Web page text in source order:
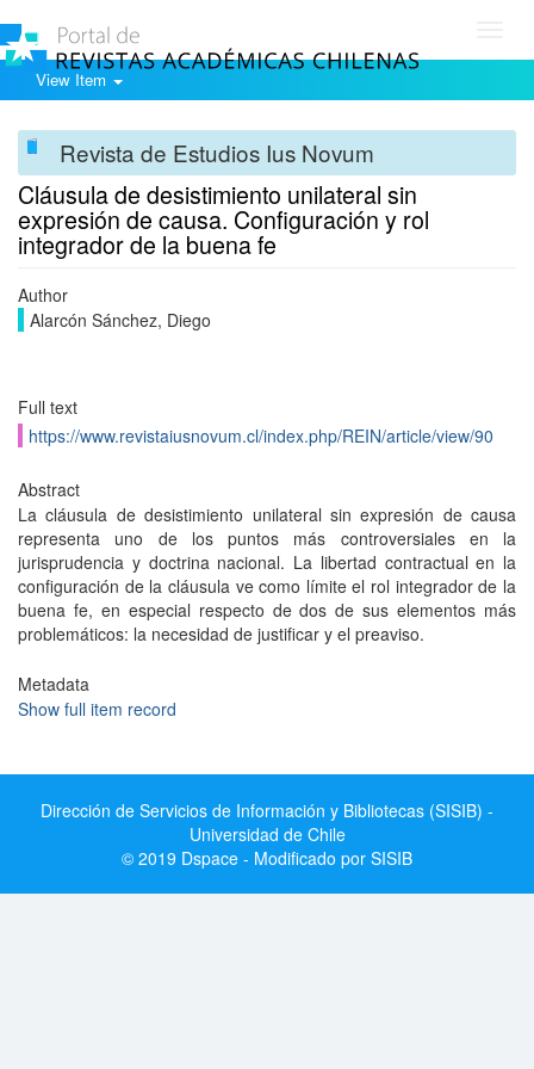
View Item
Revista de Estudios Ius Novum
Cláusula de desistimiento unilateral sin
expresión de causa. Configuración y rol
integrador de la buena fe
Author
Alarcón Sánchez, Diego
Full text
https://www.revistaiusnovum.cl/index.php/REIN/article/view/90
Abstract
La cláusula de desistimiento unilateral sin expresión de causa
representa uno de los puntos más controversiales en la
jurisprudencia y doctrina nacional. La libertad contractual en la
configuración de la cláusula ve como límite el rol integrador de la
buena fe, en especial respecto de dos de sus elementos más
problemáticos: la necesidad de justificar y el preaviso.
Metadata
Show full item record
Dirección de Servicios de Información y Bibliotecas (SISIB) -
Universidad de Chile
© 2019 Dspace - Modificado por SISIB